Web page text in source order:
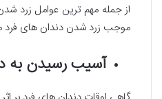
از جمله مهم ترین عوامل زرد
موجب زرد شدن دندان های
آسیب رسیدن به